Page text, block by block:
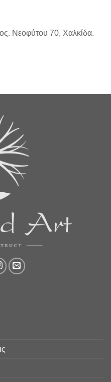
Νεοφύτου 70, Χαλκίδα.